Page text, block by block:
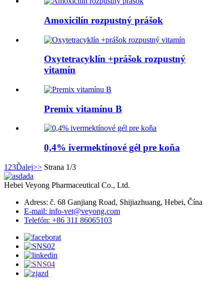
Amoxicilín rozpustný prášok
Oxytetracyklín +prášok rozpustný
vitamín
Premix vitamínu B
0,4% ivermektínové gél pre koňa
1 23Ďalej>> Strana 1/3
Hebei Veyong Pharmaceutical Co., Ltd.
Adress: č. 68 Ganjiang Road, Shijiazhuang, Hebei, Čína
E-mail: info-vet@veyong.com
Telefón: +86 311 86065103